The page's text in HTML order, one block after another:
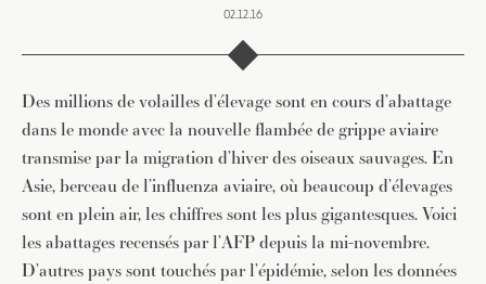
02.12.16
Des millions de volailles d’élevage sont en cours d’abattage
dans le monde avec la nouvelle flambée de grippe aviaire
transmise par la migration d’hiver des oiseaux sauvages. En
Asie, berceau de l’influenza aviaire, où beaucoup d’élevages
sont en plein air, les chiffres sont les plus gigantesques. Voici
les abattages recensés par l’AFP depuis la mi-novembre.
D’autres pays sont touchés par l’épidémie, selon les données